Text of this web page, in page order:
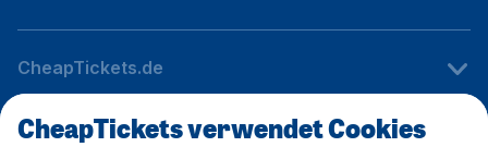
CheapTickets.de
Internationale Webseiten
CheapTickets verwendet Cookies